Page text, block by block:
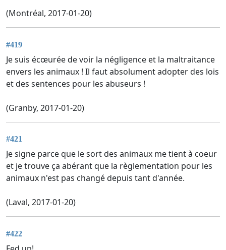
(Montréal, 2017-01-20)
#419
Je suis écœurée de voir la négligence et la maltraitance
envers les animaux ! Il faut absolument adopter des lois
et des sentences pour les abuseurs !
(Granby, 2017-01-20)
#421
Je signe parce que le sort des animaux me tient à coeur
et je trouve ça abérant que la règlementation pour les
animaux n'est pas changé depuis tant d'année.
(Laval, 2017-01-20)
#422